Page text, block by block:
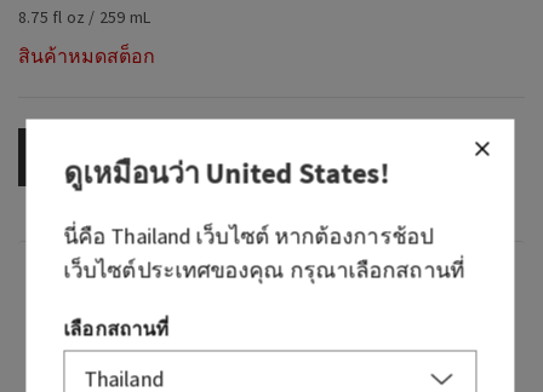
8.75 fl oz / 259 mL
สินค้าหมดสต็อก
OUT OF STOCK
กลิ่น
กลิ่นหอมอย่างไร: วันพักผ่อนในสปาพร้อมกับ
สมุนไพรสดที่คุณชื่นชอบ
ดูเหมือนว่าUnited States!
นี่คือ Thailand เว็บไซต์ หากต้องการช้อป
เว็บไซต์ประเทศของคุณ กรุณาเลือกสถานที่
เลือกสถานที่